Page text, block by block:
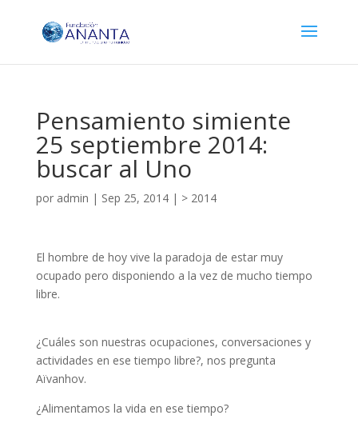
Pensamiento simiente
25 septiembre 2014:
buscar al Uno
por admin | Sep 25, 2014| > 2014
El hombre de hoy vive la paradoja de estar muy
ocupado pero disponiendo a la vez de mucho tiempo
libre.
¿Cuáles son nuestras ocupaciones, conversaciones y
actividades en ese tiempo libre?, nos pregunta
Aïvanhov.
¿Alimentamos la vida en ese tiempo?